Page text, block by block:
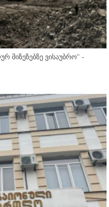
მიზეზებზე ვისაუბრო'' -